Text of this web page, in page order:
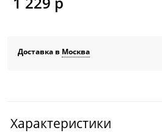
Доставка в Москва
Характеристики